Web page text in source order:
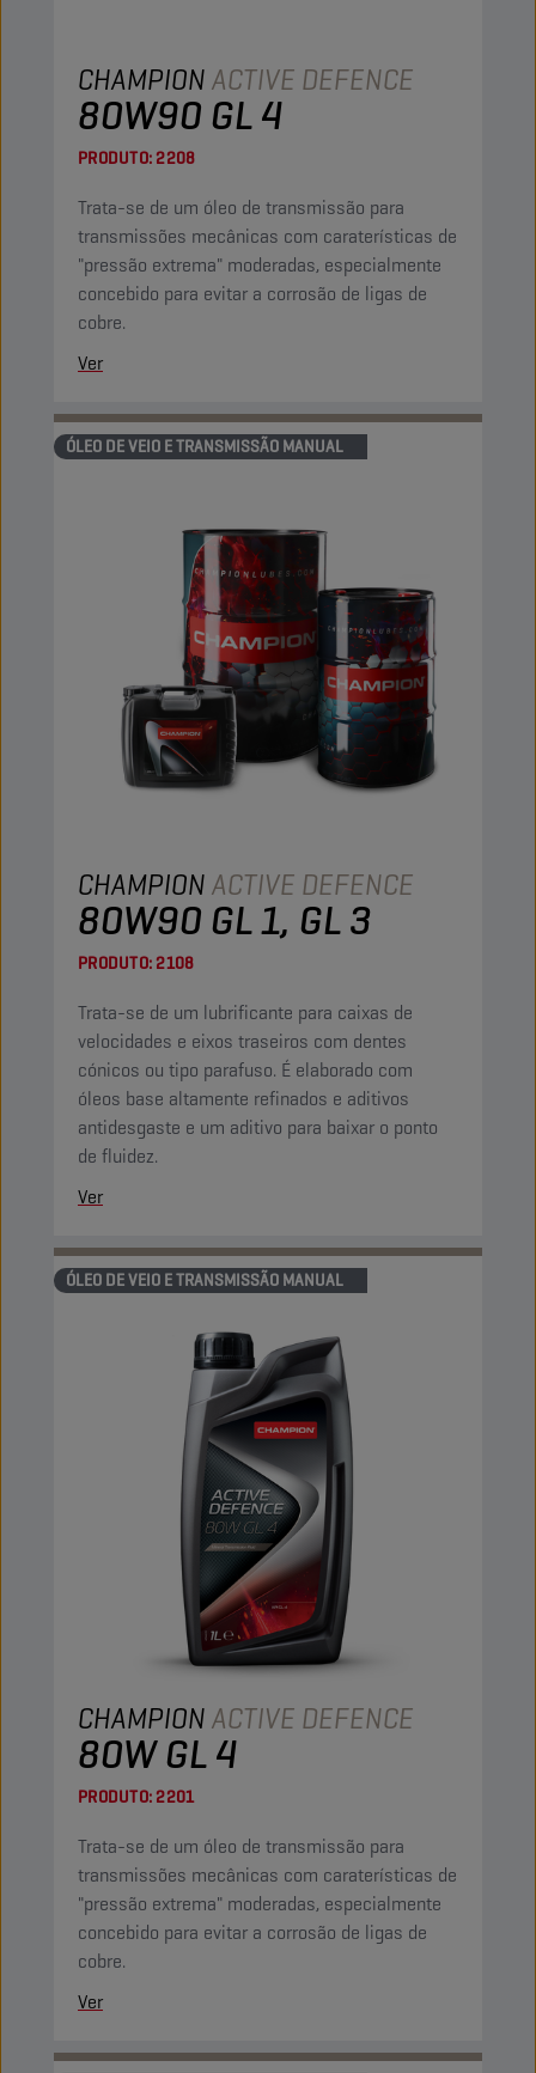
CHAMPIONACTIVE DEFENCE
80W90 GL 4
PRODUTO:2208
Trata-se de um óleo de transmissão para
transmissões mecânicas com caraterísticas de
"pressão extrema" moderadas, especialmente
concebido para evitar a corrosão de ligas de
cobre.
Ver
ÓLEO DE VEIO E TRANSMISSÃO MANUAL
CHAMPIONACTIVE DEFENCE
80W90 GL 1, GL 3
PRODUTO:2108
Trata-se de um lubrificante para caixas de
velocidades e eixos traseiros com dentes
cónicos ou tipo parafuso. É elaborado com
óleos base altamente refinados e aditivos
antidesgaste e um aditivo para baixar o ponto
de fluidez.
Ver
ÓLEO DE VEIO E TRANSMISSÃO MANUAL
CHAMPIONACTIVE DEFENCE
80W GL 4
PRODUTO:2201
Trata-se de um óleo de transmissão para
transmissões mecânicas com caraterísticas de
"pressão extrema" moderadas, especialmente
concebido para evitar a corrosão de ligas de
cobre.
Ver